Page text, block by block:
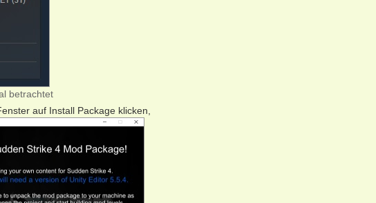
betrachtet
auf Install Package klicken,